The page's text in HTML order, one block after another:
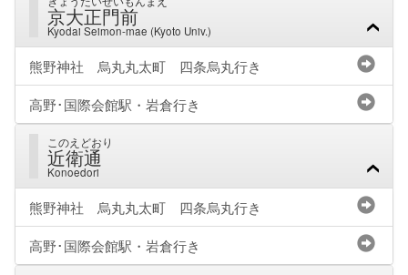
京大正門前
Kyodai Seimon-mae (Kyoto Univ.)
熊野神社 烏丸丸太町 四条烏丸行き
高野･国際会館駅・岩倉行き
このえどおり
近衛通
Konoedori
熊野神社 烏丸丸太町 四条烏丸行き
高野･国際会館駅・岩倉行き